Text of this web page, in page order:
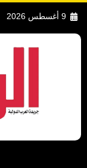
9 أغسطس 2026